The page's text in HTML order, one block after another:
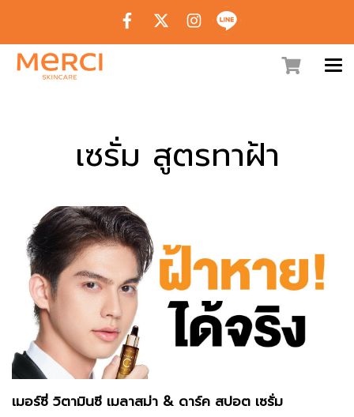
เซรั่ม สูตรทาฝ้า
เมอร์ซี่ วิตามินซี เมลาสม่า & ดาร์ค สปอต เซรั่ม